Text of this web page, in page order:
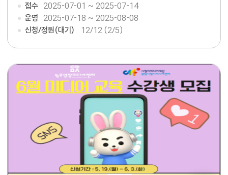
접수 2025-07-01 ~ 2025-07-14
운영 2025-07-18 ~ 2025-08-08
신청/정원(대기)
12/12 (2/5)